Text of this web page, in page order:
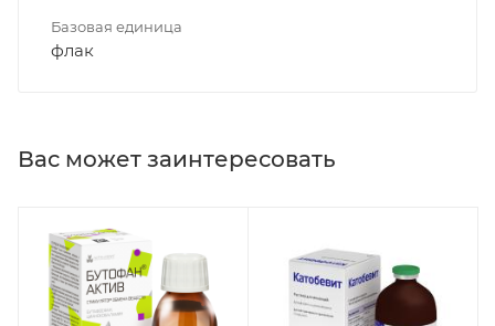
Базовая единица
флак
Вас может заинтересовать